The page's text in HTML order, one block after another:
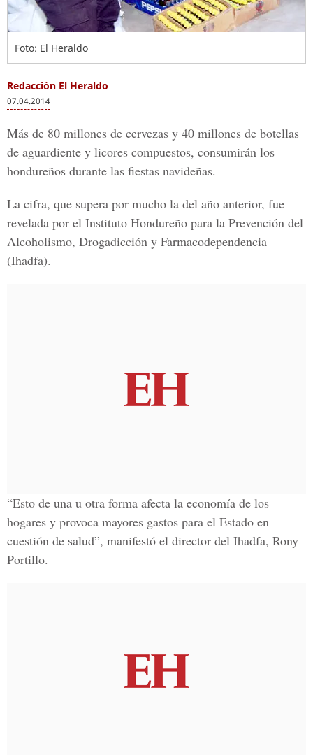
Foto: El Heraldo
Redacción El Heraldo
07.04.2014
Más de 80 millones de cervezas y 40 millones de botellas
de aguardiente y licores compuestos, consumirán los
hondureños durante las fiestas navideñas.
La cifra, que supera por mucho la del año anterior, fue
revelada por el Instituto Hondureño para la Prevención del
Alcoholismo, Drogadicción y Farmacodependencia
(Ihadfa).
“Esto de una u otra forma afecta la economía de los
hogares y provoca mayores gastos para el Estado en
cuestión de salud”, manifestó el director del Ihadfa, Rony
Portillo.